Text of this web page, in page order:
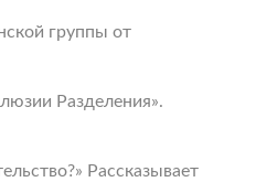
группы от
Разделения».
Рассказывает